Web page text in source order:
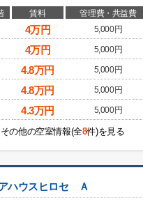
賃料 管理費・共益費
4万円 5,000円
4万円 5,000円
4.8万円 5,000円
4.8万円 5,000円
4.3万円 5,000円
その他の空室情報(全8件)を見る
ハウスヒロセ Ａ